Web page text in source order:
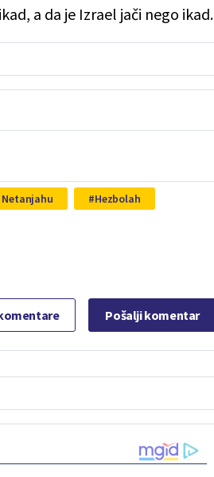
a da je Izrael jači nego ikad.
Hezbolah
Pošalji komentar